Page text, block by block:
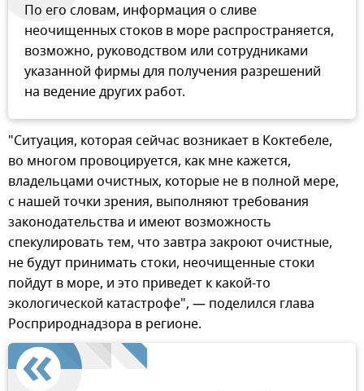
По его словам, информация о сливе
неочищенных стоков в море распространяется,
возможно, руководством или сотрудниками
указанной фирмы для получения разрешений
на ведение других работ.
"Ситуация, которая сейчас возникает в Коктебеле,
во многом провоцируется, как мне кажется,
владельцами очистных, которые не в полной мере,
с нашей точки зрения, выполняют требования
законодательства и имеют возможность
спекулировать тем, что завтра закроют очистные,
не будут принимать стоки, неочищенные стоки
пойдут в море, и это приведет к какой-то
экологической катастрофе", — поделился глава
Росприроднадзора в регионе.